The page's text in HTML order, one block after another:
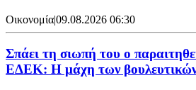
Οικονομία|09.08.2026 06:30
Σπάει τη σιωπή του ο
ΕΔΕΚ: Η μάχη των